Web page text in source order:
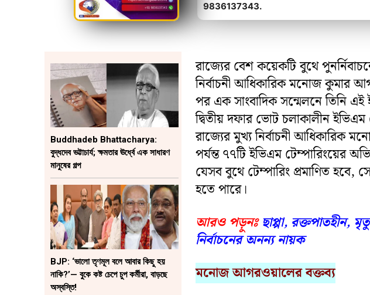
9836137343.
Buddhadeb Bhattacharya:
বুদ্ধদেব ভট্টাচার্য; ক্ষমতার ঊর্ধ্বে এক সাধারণ
মানুষের গল্প
BJP: ‘ভালো তৃণমূল বলে আবার কিছু হয়
নাকি?’— বুকে কষ্ট চেপে চুপ কর্মীরা, বাড়ছে
অস্বস্তি!
রাজ্যের বেশ কয়েকটি বুথে
নির্বাচনী আধিকারিক মনোজ কুমার
পর এক সাংবাদিক সন্মেলনে তিনি এই
দ্বিতীয় দফার ভোট চলাকালীন
রাজ্যের মুখ্য নির্বাচনী
পর্যন্ত ৭৭টি ইভিএম টেম্পারিংয়ের
যেসব বুথে টেম্পারিং প্রমাণিত হবে,
হতে পারে।
আরও পড়ুনঃ ছাপ্পা, রক্তপাতহীন,
নির্বাচনের অনন্য নায়ক
মনোজ আগরওয়ালের বক্তব্য